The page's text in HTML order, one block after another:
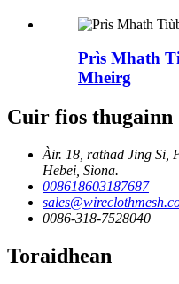
Prìs Mhath
Mheirg
Cuir fios thugainn
Àir. 18, rathad Jing Si,
Hebei, Sìona.
008618603187687
0086-318-7528040
Toraidhean